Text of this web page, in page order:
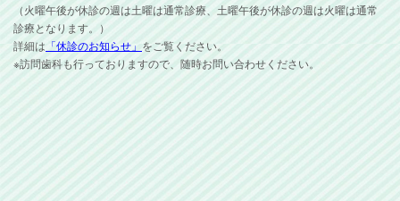
（火曜午後が休診の週は土曜は通常診療、土曜午後が休診の週は火曜は通常
診療となります。）
詳細は 「休診のお知らせ」 をご覧ください。
※訪問歯科も行っておりますので、随時お問い合わせください。